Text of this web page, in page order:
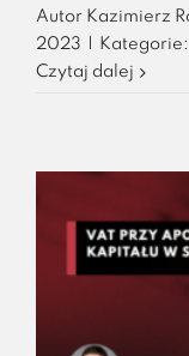
Autor Kazimierz
2023
Kategorie:
Czytaj dalej